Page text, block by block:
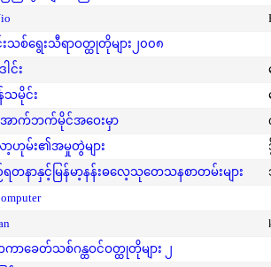
စ်ရွေးသီရာဝတ္ထုတိုများ၂၀၀၈
င်း
သမိုင်း
ာက်ဘက်မိုင်အဝေးမှာ
ာ့ဟုမ်း၏အမှုတွဲများ
ရတနာနှင့်မြန်မာ့နန်းဓလေ့သုတေသနစာတမ်းများ
ာခေတ်သစ်ဂန္ထဝင်ဝတ္ထုတိုများ ၂